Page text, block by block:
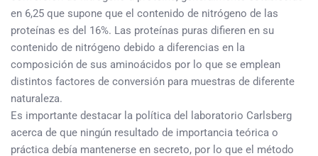
en 6,25 que supone que el contenido de nitrógeno de las
proteínas es del 16%. Las proteínas puras difieren en su
contenido de nitrógeno debido a diferencias en la
composición de sus aminoácidos por lo que se emplean
distintos factores de conversión para muestras de diferente
naturaleza.
Es importante destacar la política del laboratorio Carlsberg
acerca de que ningún resultado de importancia teórica o
práctica debía mantenerse en secreto, por lo que el método